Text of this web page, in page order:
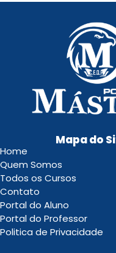
Mapa do
Home
Quem Somos
Todos os Cursos
Contato
Portal do Aluno
Portal do Professor
Politica de Privacidade